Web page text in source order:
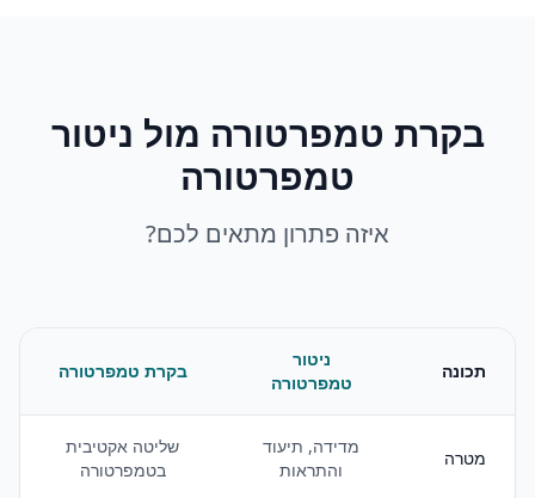
בקרת טמפרטורה מול ניטור
טמפרטורה
איזה פתרון מתאים לכם?
תכונה
ניטור
טמפרטורה
בקרת טמפרטורה
מטרה
מדידה, תיעוד
והתראות
שליטה אקטיבית
בטמפרטורה